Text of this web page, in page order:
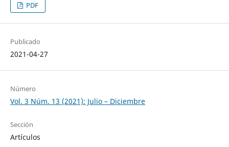
PDF
Publicado
2021-04-27
Número
Vol. 3 Núm. 13 (2021): Julio – Diciembre
Sección
Artículos